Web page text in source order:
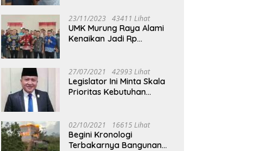
23/11/2023 43411 Lihat
UMK Murung Raya Alami
Kenaikan Jadi Rp
27/07/2021 42993 Lihat
Legislator Ini Minta Skala
Prioritas Kebutuhan
02/10/2021 16615 Lihat
Begini Kronologi
Terbakarnya Bangunan